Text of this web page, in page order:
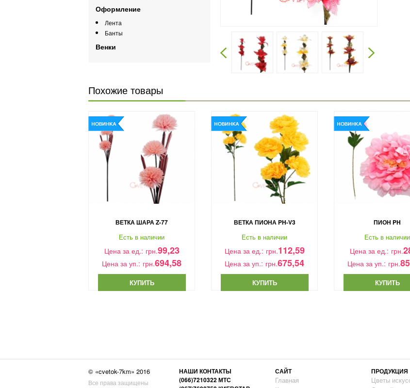
Оформление
Лента
Банты
Венки
Похожие товары
ВЕТКА ШАРА Z-77
Есть в наличии
Цена за ед.: грн.99,23
Цена за уп.: грн.694,58
КУПИТЬ
ВЕТКА ПИОНА PH-V3
Есть в наличии
Цена за ед.: грн.112,59
Цена за уп.: грн.675,54
КУПИТЬ
ПИОН PH
Есть в наличии
Цена за ед.: грн.
Цена за уп.: грн.
КУПИТЬ
© «cvetok-7km» 2016
Все права защищены
НАШИ КОНТАКТЫ
(066)7210322 МТС
САЙТ
Главная
ПРОДУКЦИЯ
Цветы